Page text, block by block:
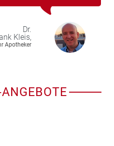
Dr.
Kleis,
Apotheker